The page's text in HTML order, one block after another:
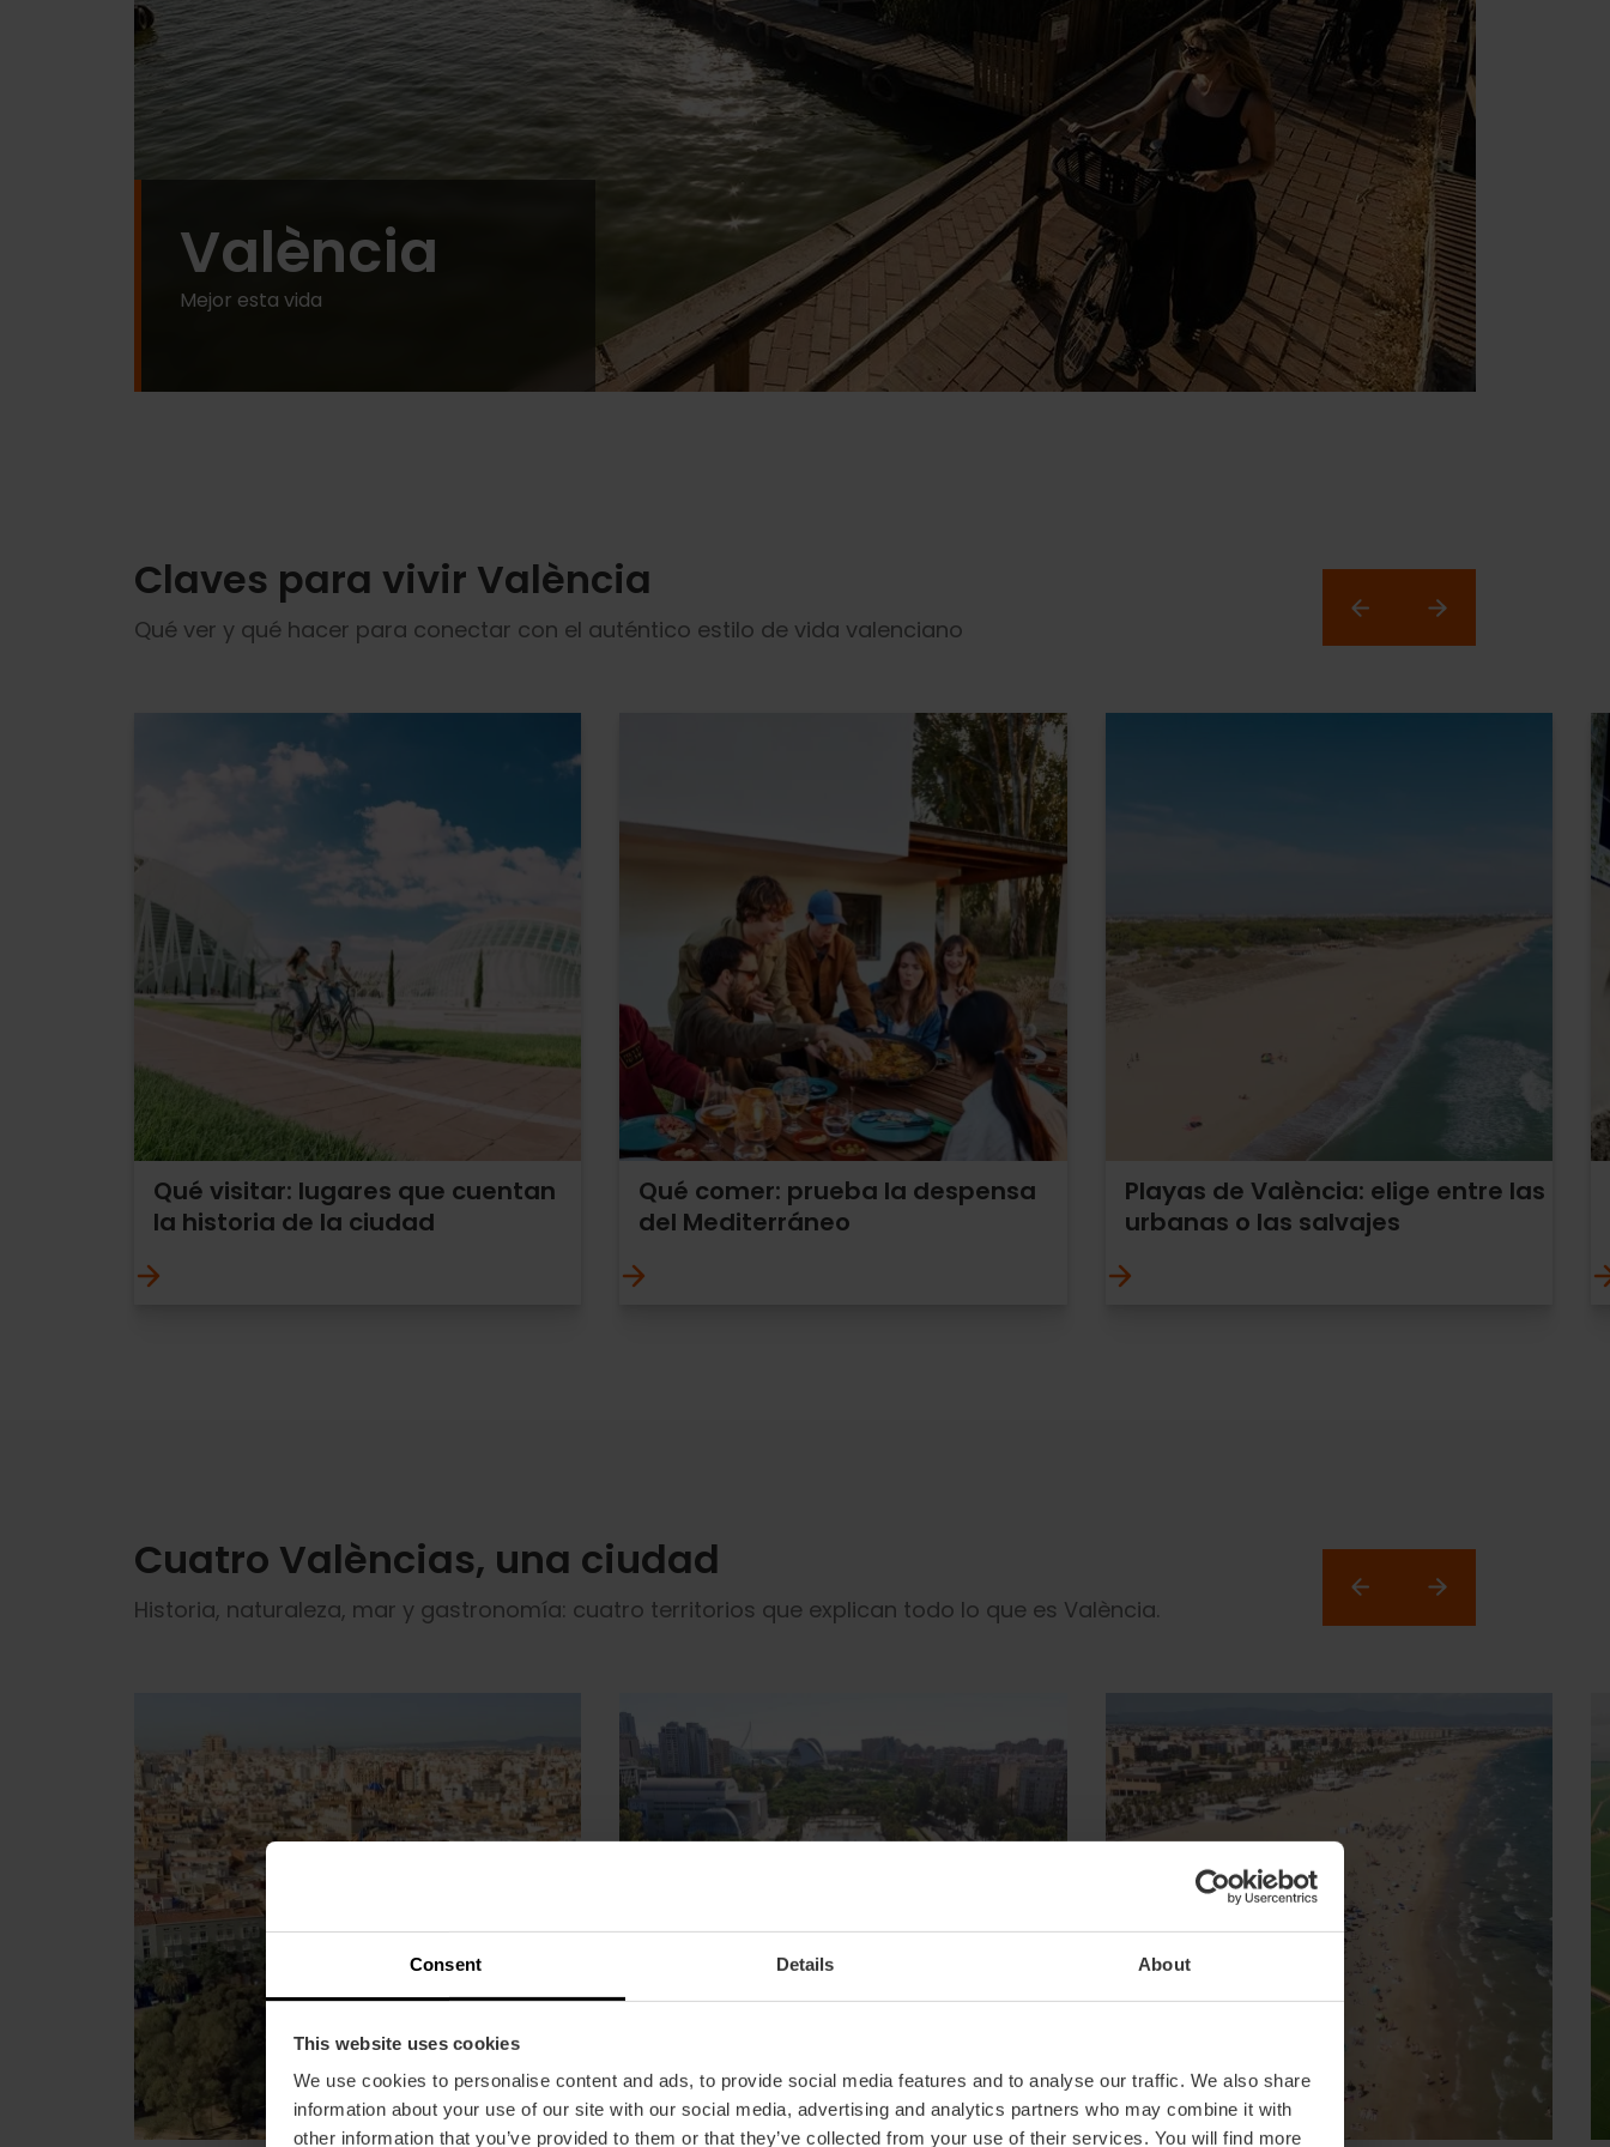
Consent Details About
This website uses cookies
We use cookies to personalise content and ads, to provide social media features and to analyse our traffic. We also share
information about your use of our site with our social media, advertising and analytics partners who may combine it with
other information that you’ve provided to them or that they’ve collected from your use of their services. You will find more
València
Mejor esta vida
Claves para vivir València
Qué ver y qué hacer para conectar con el auténtico estilo de vida valenciano
Qué visitar: lugares que cuentan
la historia de la ciudad
Qué comer: prueba la despensa
del Mediterráneo
Playas de València: elige entre las
urbanas o las salvajes
Cuatro Valèncias, una ciudad
Historia, naturaleza, mar y gastronomía: cuatro territorios que explican todo lo que es València.